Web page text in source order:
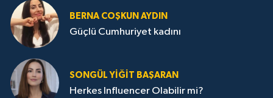
BERNA COŞKUN AYDIN
Güçlü Cumhuriyet kadını
SONGÜL YIĞIT BAŞARAN
Herkes Influencer Olabilir mi?